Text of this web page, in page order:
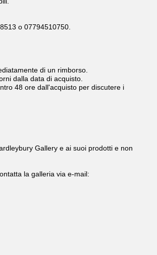
o 07794510750.
di un rimborso.
dalla data di acquisto.
48 ore dall'acquisto per discutere i
Gallery e ai suoi prodotti e non
la galleria via e-mail: